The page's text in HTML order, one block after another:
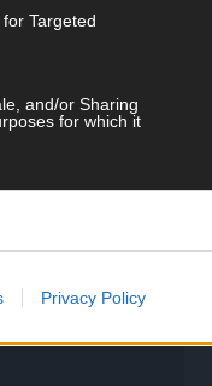
Targeted
and/or Sharing
for which it
Privacy Policy